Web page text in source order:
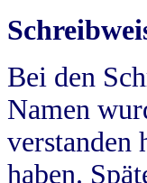
Bei den
Namen
verstanden
haben.